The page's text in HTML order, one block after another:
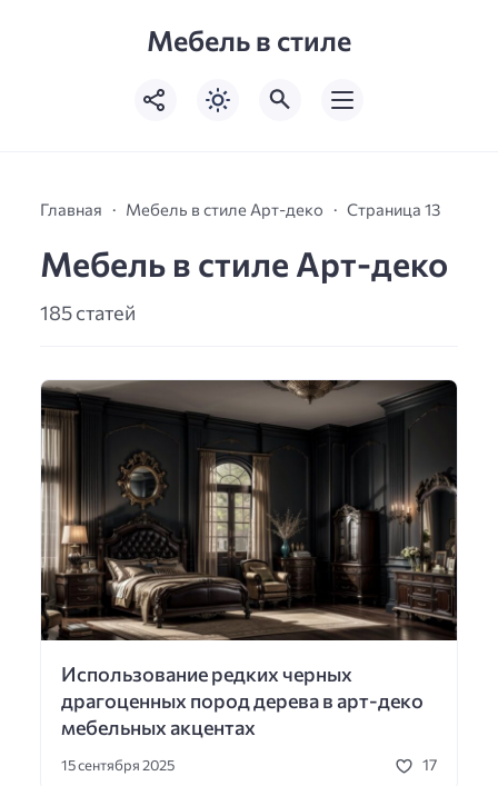
Мебель в стиле
Главная Мебель в стиле Арт-деко Страница 13
Мебель в стиле Арт-деко
185 статей
Использование редких черных
драгоценных пород дерева в арт-деко
мебельных акцентах
15 сентября 2025 17